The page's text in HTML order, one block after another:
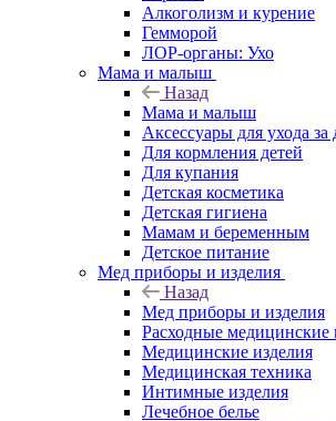
Алкоголизм и курение
Гемморой
ЛОР-органы: Ухо
Мама и малыш
Назад
Мама и малыш
Аксессуары для ухода за
Для кормления детей
Для купания
Детская косметика
Детская гигиена
Мамам и беременным
Детское питание
Мед приборы и изделия
Назад
Мед приборы и изделия
Расходные медицинские
Медицинские изделия
Медицинская техника
Интимные изделия
Лечебное белье